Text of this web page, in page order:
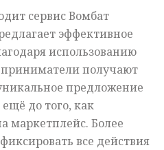
сервис Вомбат
эффективное
использованию
получают
предложение
ещё до того, как
маркетплейс. Более
все действия